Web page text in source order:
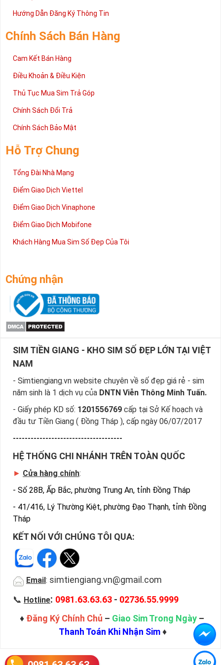
2 đang được rất nhiều khách hàng tin tưởng lựa chọn trên thị
cấp trong bài viết này sẽ giúp bạn hiểu rõ ý nghĩa và các bước đặt
mua sim số tại Sim Tiền Giang nhanh chóng nhất.
Chúc quý khách tìm được chiếc sim Tứ quý 2 như ý!
Hướng Dẫn Đăng Ký Thông Tin
Chính Sách Bán Hàng
Cam Kết Bán Hàng
Điều Khoản & Điều Kiện
Thủ Tục Mua Sim Trả Góp
Chính Sách Đổi Trả
Chính Sách Bảo Mật
Hỗ Trợ Chung
Tổng Đài Nhà Mạng
Điểm Giao Dịch Viettel
Điểm Giao Dịch Vinaphone
Điểm Giao Dịch Mobifone
Khách Hàng Mua Sim Số Đẹp Của Tôi
Chứng nhận
SIM TIỀN GIANG - KHO SIM SỐ ĐẸP LỚN TẠI VIỆT
NAM
- Simtiengiang.vn website chuyên về số đẹp giá rẻ - sim
năm sinh là 1 dịch vụ của DNTN Viễn Thông Minh Tuấn.
- Giấy phép KD số: 1201556769 cấp tại Sở Kế hoạch và
đầu tư Tiền Giang ( Đồng Tháp ), cấp ngày 06/07/2017
-------------------------------------
HỆ THỐNG CHI NHÁNH TRÊN TOÀN QUỐC
► Cửa hàng chính:
- Số 28B, Ấp Bắc, phường Trung An, tỉnh Đồng Tháp
- 41/416, Lý Thường Kiệt, phường Đạo Thạnh, tỉnh Đồng
Tháp
KẾT NỐI VỚI CHÚNG TÔI QUA:
Email : simtiengiang.vn@gmail.com
📞 Hotline: 0981.63.63.63 - 02736.55.9999
♦ Đăng Ký Chính Chủ – Giao Sim Trong Ngày –
Thanh Toán Khi Nhận Sim♦